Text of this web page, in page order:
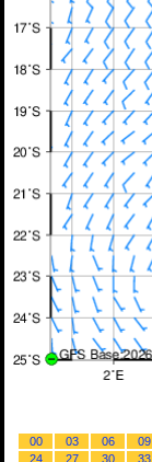
00 03 06 09
24
27 30 33